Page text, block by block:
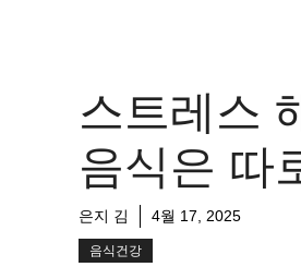
스트레스
음식은 따
은지 김 4월 17, 2025
음식건강